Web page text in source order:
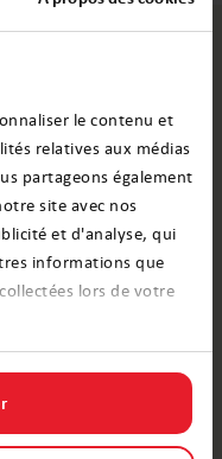
le contenu et
relatives aux médias
partageons également
site avec nos
et d'analyse, qui
informations que
lors de votre
qui
vie.